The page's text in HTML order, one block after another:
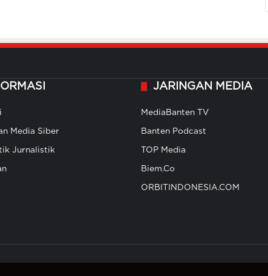
Media Siber
Jurnalistik
JARINGAN MEDIA
MediaBanten TV
Banten Podcast
TOP Media
Biem.Co
ORBITINDONESIA.COM